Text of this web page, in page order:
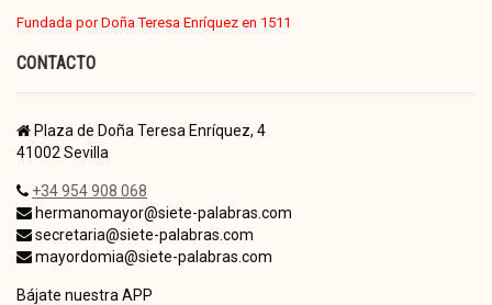
Fundada por Doña Teresa Enríquez en 1511
CONTACTO
Plaza de Doña Teresa Enríquez, 4
41002 Sevilla
+34 954 908 068
hermanomayor@siete-palabras.com
secretaria@siete-palabras.com
mayordomia@siete-palabras.com
Bájate nuestra APP